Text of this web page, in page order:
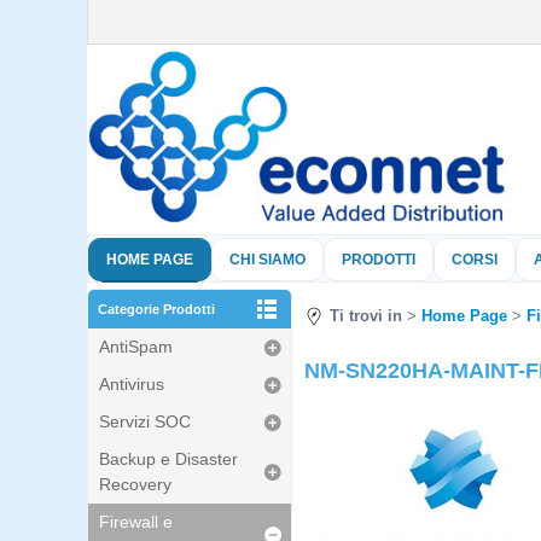
HOME PAGE CHI SIAMO PRODOTTI CORSI
Categorie Prodotti
AntiSpam
Antivirus
Servizi SOC
Backup e Disaster
Recovery
Firewall e
Ti trovi in Home Page
NM-SN220HA-